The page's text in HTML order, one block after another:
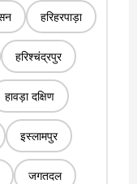
हरिहरपाड़ा
हरिश्चंद्रपुर
हावड़ा दक्षिण
इस्लामपुर
जगतदल